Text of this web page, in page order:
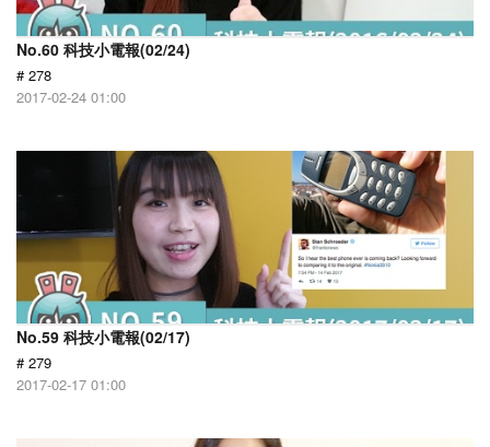
No.60 科技小電報(02/24)
# 278
2017-02-24 01:00
No.59 科技小電報(02/17)
# 279
2017-02-17 01:00